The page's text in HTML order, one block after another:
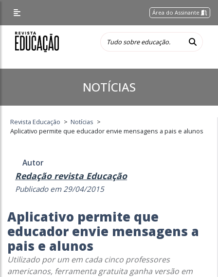
Área do Assinante
NOTÍCIAS
Revista Educação > Notícias >
Aplicativo permite que educador envie mensagens a pais e alunos
Autor
Redação revista Educação
Publicado em 29/04/2015
Aplicativo permite que
educador envie mensagens a
pais e alunos
Utilizado por um em cada cinco professores
americanos, ferramenta gratuita ganha versão em